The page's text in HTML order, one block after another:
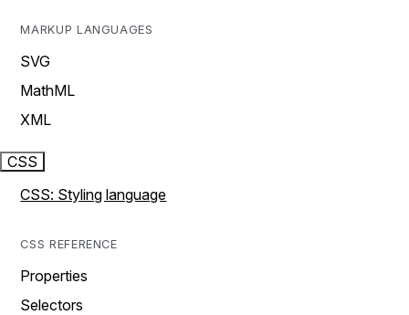
MARKUP LANGUAGES
SVG
MathML
XML
CSS
CSS: Styling language
CSS REFERENCE
Properties
Selectors